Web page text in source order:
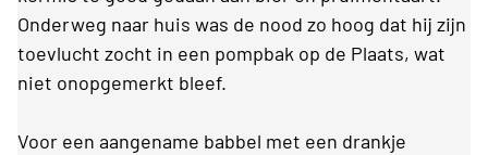
Onderweg naar huis was de nood zo hoog dat hij zijn
toevlucht zocht in een pompbak op de Plaats, wat
niet onopgemerkt bleef.
Voor een aangename babbel met een drankje